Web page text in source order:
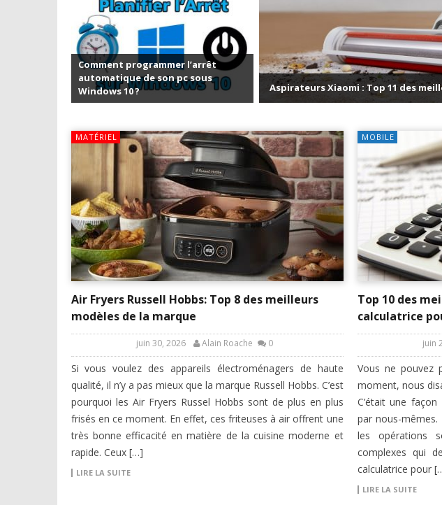
Aspirateurs Xiaomi : Top 11 des meilleurs modèles de la marque
MATÉRIEL
Air Fryers Russell Hobbs: Top 8 des meilleurs
modèles de la marque
juin 30, 2026 Alain Roache 0
Si vous voulez des appareils électroménagers de haute
qualité, il n’y a pas mieux que la marque Russell Hobbs. C’est
pourquoi les Air Fryers Russel Hobbs sont de plus en plus
frisés en ce moment. En effet, ces friteuses à air offrent une
très bonne efficacité en matière de la cuisine moderne et
rapide. Ceux […]
LIRE LA SUITE
MOBILE
Top 10 des
calculatrice
juin
Vous ne pouvez
moment, nous
C’était une
par nous-
les opérations
complexes qui
calculatrice pour
LIRE LA SUITE